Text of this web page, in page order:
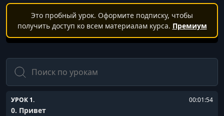
Это пробный урок. Оформите подписку, чтобы
получить доступ ко всем материалам курса. Премиум
Поиск
УРОК 1. 00:01:54
0. Привет